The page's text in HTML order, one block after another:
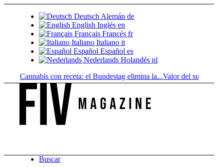
Deutsch Alemán de
English Inglés en
Français Francés fr
Italiano Italiano it
Español Español es
Nederlands Holandés nl
Cannabis con receta: el Bundestag elimina la...Valor del suelo de
Buscar